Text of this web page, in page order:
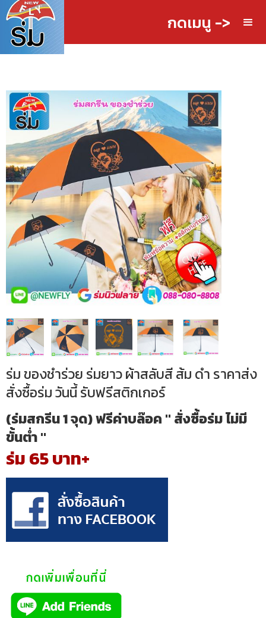
กดเมนู ->
ร่ม ของชำร่วย ร่มยาว ผ้าสลับสี ส้ม ดำ ราคาส่ง
สั่งซื้อร่ม วันนี้ รับฟรีสติกเกอร์
(ร่มสกรีน 1 จุด) ฟรีค่าบล๊อค " สั่งซื้อร่ม ไม่มี
ขั้นต่ำ "
ร่ม 65 บาท+